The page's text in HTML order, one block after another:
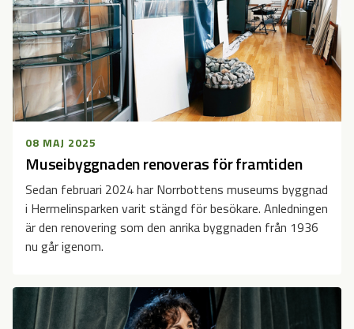
Museibyggnaden renoveras för framtiden
08 MAJ 2025
Sedan februari 2024 har Norrbottens museums byggnad
i Hermelinsparken varit stängd för besökare. Anledningen
är den renovering som den anrika byggnaden från 1936
nu går igenom.